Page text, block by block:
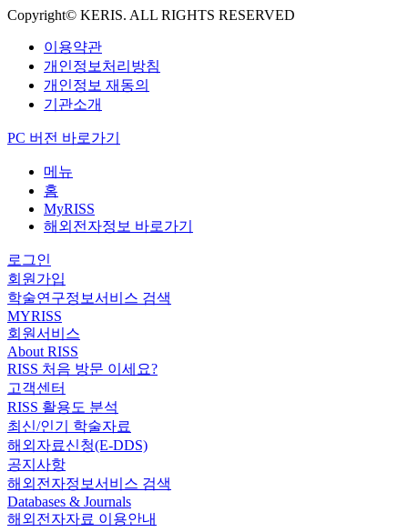
Copyright© KERIS. ALL RIGHTS RESERVED
이용약관
개인정보처리방침
개인정보 재동의
기관소개
PC 버전 바로가기
메뉴
홈
MyRISS
해외전자정보 바로가기
로그인
회원가입
학술연구정보서비스 검색
MYRISS
회원서비스
About RISS
RISS 처음 방문 이세요?
고객센터
RISS 활용도 분석
최신/인기 학술자료
해외자료신청(E-DDS)
공지사항
해외전자정보서비스 검색
Databases & Journals
해외전자자료 이용안내